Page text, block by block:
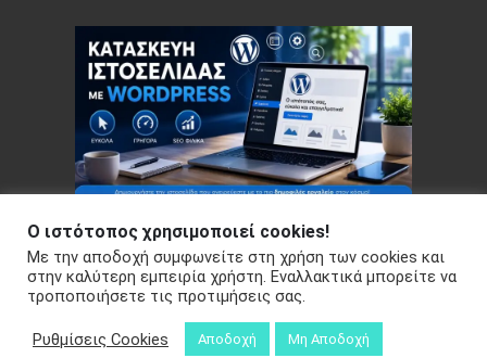
Copyright © 2026 Your e-articles - WordPress Theme : by
Sparkle Themes Πολιτική Απορρήτου
Ο ιστότοπος χρησιμοποιεί cookies!
Με την αποδοχή συμφωνείτε στη χρήση των cookies και
στην καλύτερη εμπειρία χρήστη. Εναλλακτικά μπορείτε να
τροποποιήσετε τις προτιμήσεις σας.
Ρυθμίσεις Cookies Αποδοχή Μη Αποδοχή